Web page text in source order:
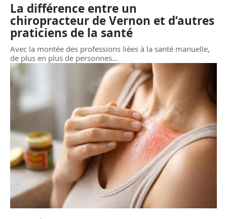
La différence entre un
chiropracteur de Vernon et d’autres
praticiens de la santé
Avec la montée des professions liées à la santé manuelle,
de plus en plus de personnes…